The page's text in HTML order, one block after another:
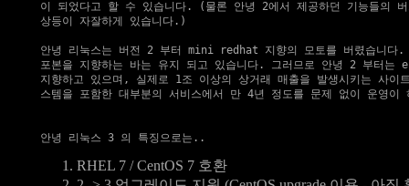
이 되었다고 할 수 있습니다. (물론 안녕 2에서 제공하던 기능들의
상등이 자잘하게 있습니다.)
안녕 리눅스는 버전 2 부터 mini redhat 지향의 모토를 버렸습니다
포본을 지향하는 바는 유지 되고 있습니다. 그러므로 안녕 2 부터
지향하고 있으며, 실제로 1조 이상의 상거래 매출을 발생시키는 사이
스템을 포함한 대부분의 서비스에서 만 4년 정도를 문제 없이 운영이
RHEL 7 / CentOS 7 호환